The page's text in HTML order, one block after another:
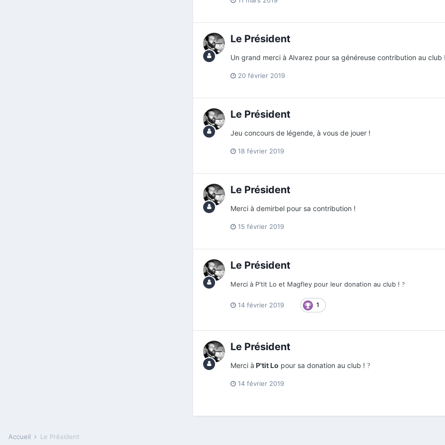
Le Président
Un grand merci à Alvarez pour sa généreuse contribution au club
20 février 2019
Le Président
Jeu concours de légende, à vous de jouer !
18 février 2019
Le Président
Merci à demirbel pour sa contribution !
15 février 2019
Le Président
Merci à P'tit Lo et Magfley pour leur donation au club ! ?
14 février 2019 1
Le Président
Merci à P'tit Lo pour sa donation au club ! ?
14 février 2019
Accueil Le Président